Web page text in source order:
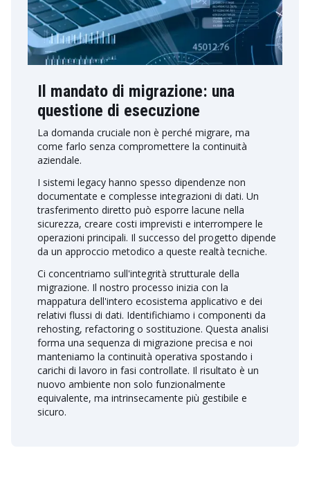
Il mandato di migrazione: una
questione di esecuzione
La domanda cruciale non è perché migrare, ma
come farlo senza compromettere la continuità
aziendale.
I sistemi legacy hanno spesso dipendenze non
documentate e complesse integrazioni di dati. Un
trasferimento diretto può esporre lacune nella
sicurezza, creare costi imprevisti e interrompere le
operazioni principali. Il successo del progetto dipende
da un approccio metodico a queste realtà tecniche.
Ci concentriamo sull'integrità strutturale della
migrazione. Il nostro processo inizia con la
mappatura dell'intero ecosistema applicativo e dei
relativi flussi di dati. Identifichiamo i componenti da
rehosting, refactoring o sostituzione. Questa analisi
forma una sequenza di migrazione precisa e noi
manteniamo la continuità operativa spostando i
carichi di lavoro in fasi controllate. Il risultato è un
nuovo ambiente non solo funzionalmente
equivalente, ma intrinsecamente più gestibile e
sicuro.